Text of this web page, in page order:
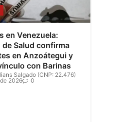
en Venezuela:
Salud confirma
en Anzoátegui y
con Barinas
Salgado (CNP: 22.476)
2026
0